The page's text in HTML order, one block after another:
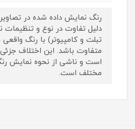
رنگ نمایش داده‌ شده در
دلیل تفاوت در نوع و تنظیمات
تبلت و کامپیوتر) با رنگ
متفاوت باشد. این اختلاف
است و ناشی از نحوه نمایش
مختلف است.